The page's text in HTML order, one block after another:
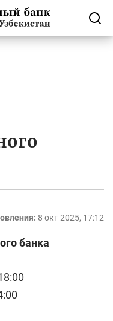
8 окт 2025, 17:12
банка